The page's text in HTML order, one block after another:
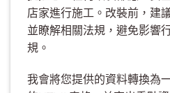
店家進行施工。改裝前，建
並瞭解相關法規，避免影響
規。
我會將您提供的資料轉換為